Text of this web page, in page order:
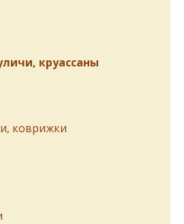
круассаны
коврижки